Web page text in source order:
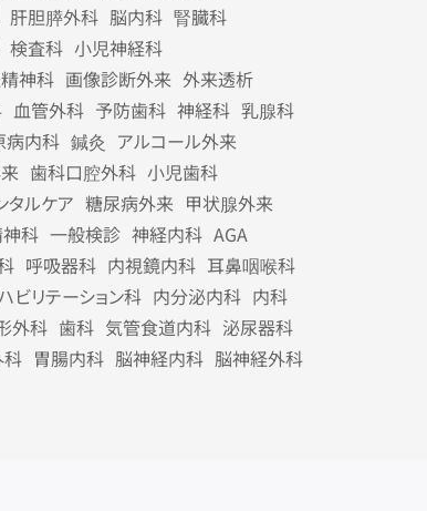
肝胆膵外科 脳内科 腎臓科
検査科 小児神経科
神科 画像診断外来 外来透析
血管外科 予防歯科 神経科 乳腺科
病内科 鍼灸 アルコール外来
歯科口腔外科 小児歯科
タルケア 糖尿病外来 甲状腺外来
科 一般検診 神経内科 AGA
呼吸器科 内視鏡内科 耳鼻咽喉科
ビリテーション科 内分泌内科 内科
外科 歯科 気管食道内科 泌尿器科
科 胃腸内科 脳神経内科 脳神経外科